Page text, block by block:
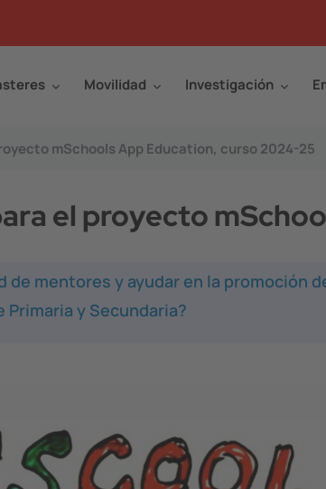
Movilidad Investigación
mSchools App Education, curso 2024-25
el proyecto
de mentores y ayudar en la promoción
y Secundaria?